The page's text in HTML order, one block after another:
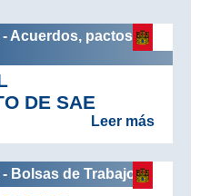
Acuerdos, pactos y
DE SAE
Leer más
Bolsas de Trabajo